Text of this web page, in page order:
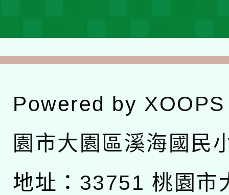
Powered by XOOPS
園市大園區溪海國民
地址： 33751 桃園市